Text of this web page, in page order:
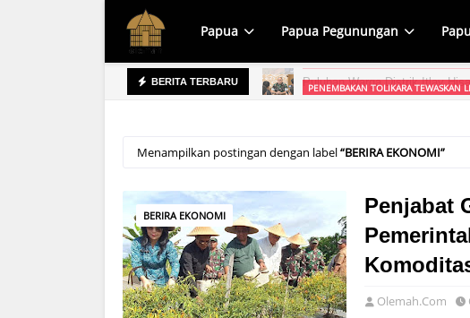
Papua Papua Pegunungan
BERITA TERBARU PENEMBAKAN TOLIKARA TEWASKAN
Menampilkan postingan dengan label BERIRA EKONOMI
BERIRA EKONOMI
Penjabat
Olemah.Com